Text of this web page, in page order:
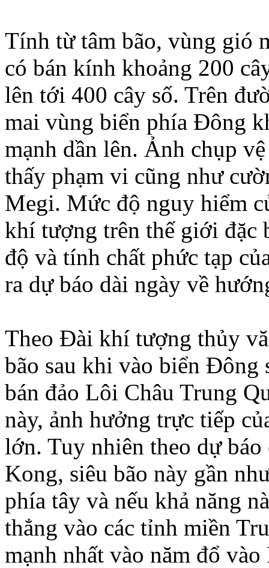
Tính từ tâm bão, vùng gió
có bán kính khoảng 200
lên tới 400 cây số. Trên
mai vùng biển phía Ðông
mạnh dần lên. Ảnh chụp
thấy phạm vi cũng như
Megi. Mức độ nguy hiểm
khí tượng trên thế giới đặc
độ và tính chất phức tạp
ra dự báo dài ngày về
Theo Ðài khí tượng thủy
bão sau khi vào biển Ðông
bán đảo Lôi Châu Trung
này, ảnh hưởng trực tiếp
lớn. Tuy nhiên theo dự
Kong, siêu bão này gần
phía tây và nếu khả năng
thẳng vào các tỉnh miền
mạnh nhất vào năm đổ